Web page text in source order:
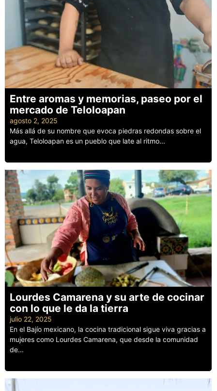
Entre aromas y memorias, paseo por el
mercado de Teloloapan
agosto 2, 2025
Más allá de su nombre que evoca piedras redondas sobre el
agua, Teloloapan es un pueblo que late al ritmo...
Lourdes Camarena y su arte de cocinar
con lo que le da la tierra
julio 22, 2025
En el Bajío mexicano, la cocina tradicional sigue viva gracias a
mujeres como Lourdes Camarena, que desde la comunidad
de...